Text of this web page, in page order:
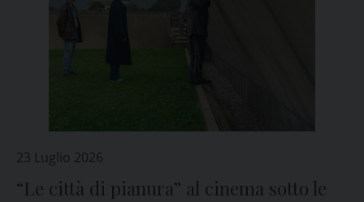
23 Luglio 2026
“Le città di pianura” al cinema sotto le